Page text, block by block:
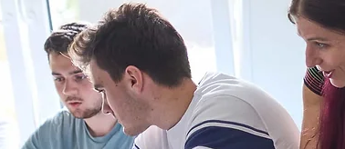
Komentáře
Napsat komentář...